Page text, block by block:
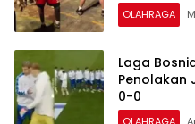
OLAHRAGA
Laga
Penolakan
0-0